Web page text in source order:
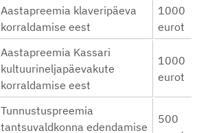
Aastapreemia klaveripäeva
korraldamise eest
1000
eurot
Aastapreemia Kassari
kultuurineljapäevakute
korraldamise eest
1000
eurot
Tunnustuspreemia
tantsuvaldkonna edendamise
500